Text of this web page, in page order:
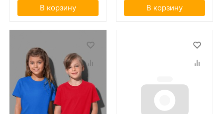
В корзину В корзину